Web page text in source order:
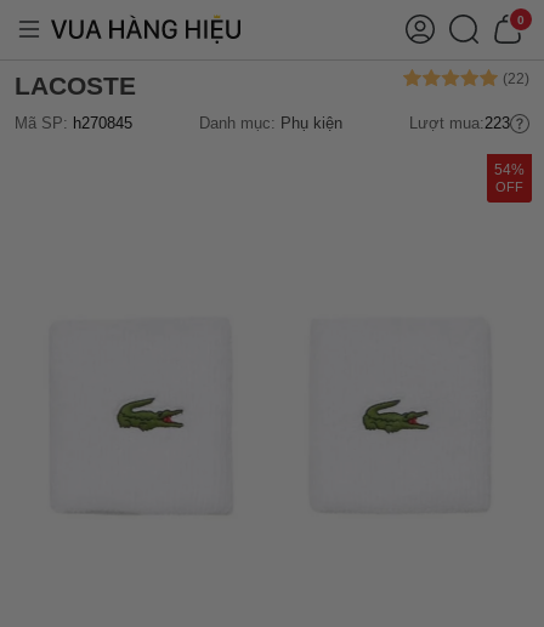
0
LACOSTE
Mã SP: h270845 Danh mục: Phụ kiện Lượt mua:223
54%
OFF